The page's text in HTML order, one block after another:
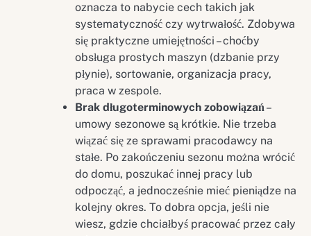
oznacza to nabycie cech takich jak
systematyczność czy wytrwałość. Zdobywa
się praktyczne umiejętności – choćby
obsługa prostych maszyn (dzbanie przy
płynie), sortowanie, organizacja pracy,
praca w zespole.
Brak długoterminowych zobowiązań–
umowy sezonowe są krótkie. Nie trzeba
wiązać się ze sprawami pracodawcy na
stałe. Po zakończeniu sezonu można wrócić
do domu, poszukać innej pracy lub
odpocząć, a jednocześnie mieć pieniądze na
kolejny okres. To dobra opcja, jeśli nie
wiesz, gdzie chciałbyś pracować przez cały